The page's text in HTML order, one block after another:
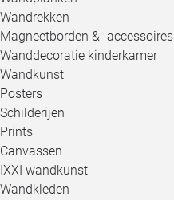
Wandrekken
Magneetborden & -accessoires
Wanddecoratie kinderkamer
Wandkunst
Posters
Schilderijen
Prints
Canvassen
IXXI wandkunst
Wandkleden